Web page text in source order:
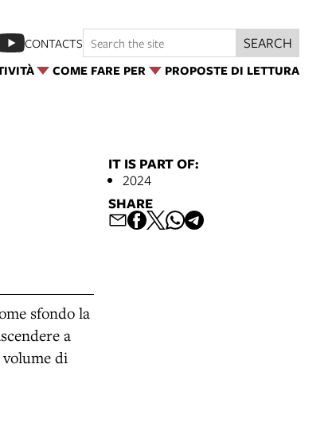
COME FARE PER PROPOSTE DI LETTURA
CONTACTS SEARCH
sfondo la
a
di
IT IS PART OF:
2024
SHARE